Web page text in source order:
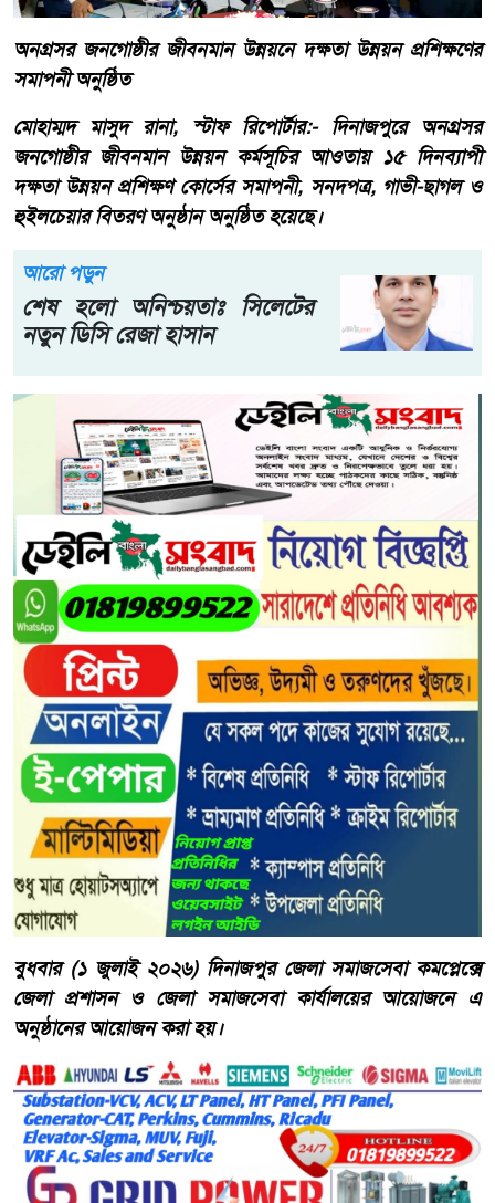
অনগ্রসর জনগোষ্ঠীর জীবনমান উন্নয়নে দক্ষতা উন্নয়ন প্রশিক্ষণের
সমাপনী অনুষ্ঠিত
মোহাম্মদ মাসুদ রানা, স্টাফ রিপোর্টার:- দিনাজপুরে অনগ্রসর
জনগোষ্ঠীর জীবনমান উন্নয়ন কর্মসূচির আওতায় ১৫ দিনব্যাপী
দক্ষতা উন্নয়ন প্রশিক্ষণ কোর্সের সমাপনী, সনদপত্র, গাভী-ছাগল ও
হুইলচেয়ার বিতরণ অনুষ্ঠান অনুষ্ঠিত হয়েছে।
আরো পড়ুন
শেষ হলো অনিশ্চয়তাঃ সিলেটের
নতুন ডিসি রেজা হাসান
বুধবার (১ জুলাই ২০২৬) দিনাজপুর জেলা সমাজসেবা কমপ্লেক্সে
জেলা প্রশাসন ও জেলা সমাজসেবা কার্যালয়ের আয়োজনে এ
অনুষ্ঠানের আয়োজন করা হয়।